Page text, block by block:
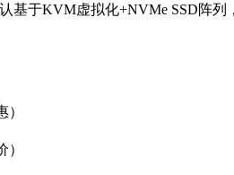
基于KVM虚拟化+NVMe SSD阵列
）
）